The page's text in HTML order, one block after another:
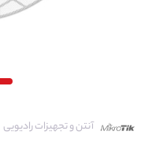
آنتن و تجهیزات رادیویی